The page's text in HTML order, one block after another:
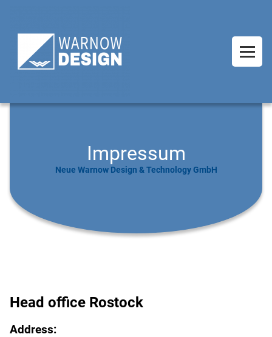
Impressum
Neue Warnow Design & Technology GmbH
Head office Rostock
Address: